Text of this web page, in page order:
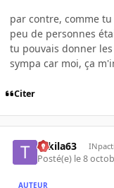
par contre, comme
peu de personnes
tu pouvais donner
sympa car moi, ça
Citer
Tekila63
Posté(e) le 8
AUTEUR